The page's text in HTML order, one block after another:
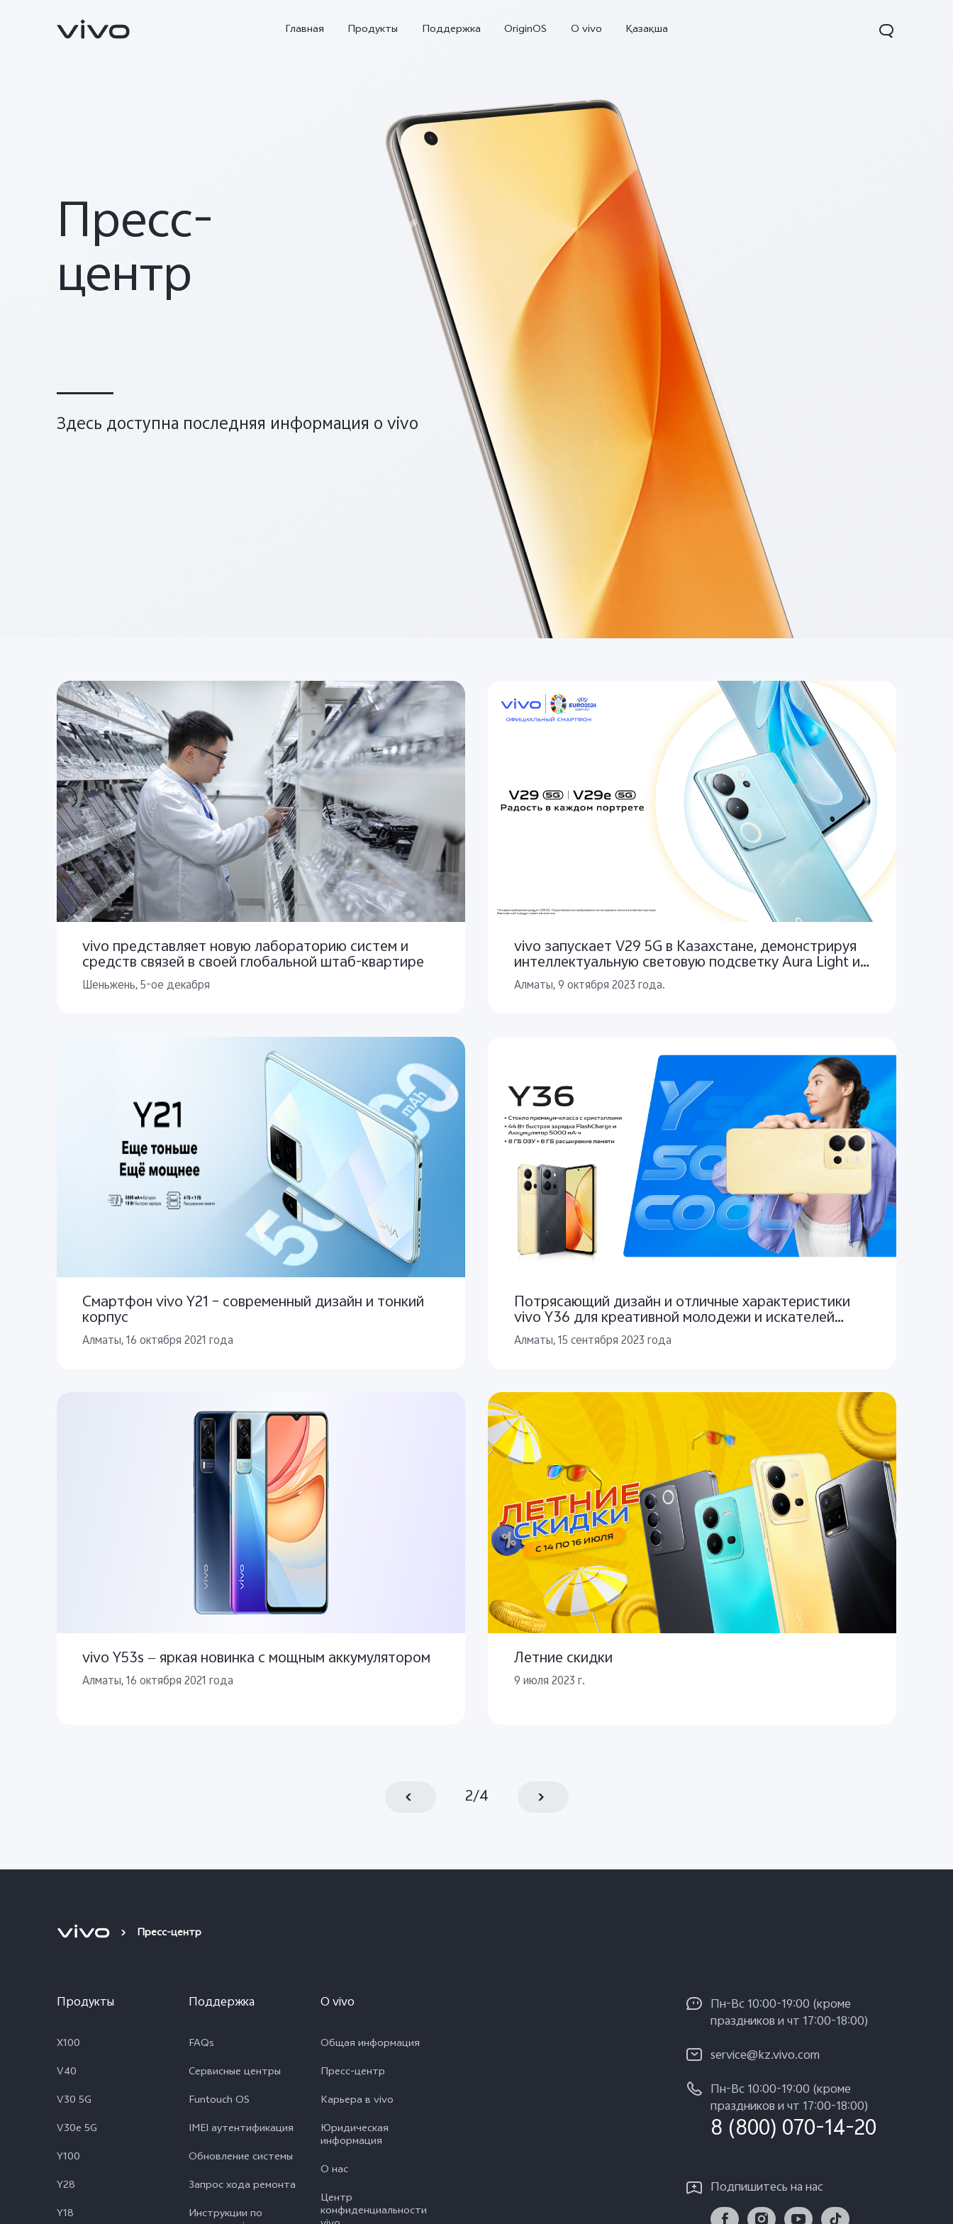
Главная Продукты Поддержка OriginOS O vivo Қазақша
X300 FE Новинка Новинка X200
Пресс-
центр
Здесь доступна последняя информация о vivo
vivo представляет новую лабораторию систем и
средств связей в своей глобальной штаб-квартире
Шеньжень, 5-ое декабря
vivo запускает V29 5G в Казахстане, демонстрируя
интеллектуальную световую подсветку Aura Light и
ультрасовременный эстетичный дизайн
Алматы, 9 oктября 2023 года.
Смартфон vivo Y21 – современный дизайн и тонкий
корпус
Алматы, 16 октября 2021 года
Потрясающий дизайн и отличные характеристики
vivo Y36 для креативной молодежи и искателей
приключений
Алматы, 15 сентября 2023 года
vivo Y53s — яркая новинка с мощным аккумулятором
Алматы, 16 октября 2021 года
Летние скидки
9 июля 2023 г.
2/4
Пресс-центр
Продукты
X100
V40
V30 5G
V30e 5G
Y100
Y28
Y18
Поддержка
FAQs
Сервисные центры
Funtouch OS
IMEI аутентификация
Обновление системы
Запрос хода ремонта
Инструкции по
O vivo
Общая информация
Пресс-центр
Карьера в vivo
Юридическая
информация
О нас
Центр
конфиденциальности
Пн-Вс 10:00-19:00 (кроме
праздников и чт 17:00-18:00)
service@kz.vivo.com
Пн-Вс 10:00-19:00 (кроме
праздников и чт 17:00-18:00)
8 (800) 070-14-20
Подпишитесь на нас